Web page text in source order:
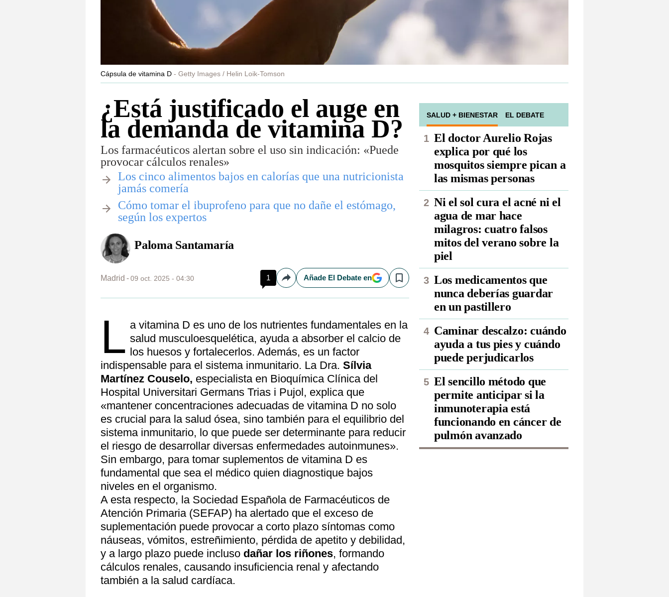
Cápsula de vitamina D Getty Images / Helin Loik-Tomson
¿Está justificado el auge en
la demanda de vitamina D?
Los farmacéuticos alertan sobre el uso sin indicación: «Puede
provocar cálculos renales»
Los cinco alimentos bajos en calorías que una nutricionista
jamás comería
Cómo tomar el ibuprofeno para que no dañe el estómago,
según los expertos
Paloma Santamaría
Madrid 09 oct. 2025 - 04:30 1 CompartirAñade El Debate en Save
L a vitamina D es uno de los nutrientes fundamentales en la
salud musculoesquelética, ayuda a absorber el calcio de
los huesos y fortalecerlos. Además, es un factor
indispensable para el sistema inmunitario. La Dra. Sílvia
Martínez Couselo, especialista en Bioquímica Clínica del
Hospital Universitari Germans Trias i Pujol, explica que
«mantener concentraciones adecuadas de vitamina D no solo
es crucial para la salud ósea, sino también para el equilibrio del
sistema inmunitario, lo que puede ser determinante para reducir
el riesgo de desarrollar diversas enfermedades autoinmunes».
Sin embargo, para tomar suplementos de vitamina D es
fundamental que sea el médico quien diagnostique bajos
niveles en el organismo.
A esta respecto, la Sociedad Española de Farmacéuticos de
Atención Primaria (SEFAP) ha alertado que el exceso de
suplementación puede provocar a corto plazo síntomas como
náuseas, vómitos, estreñimiento, pérdida de apetito y debilidad,
y a largo plazo puede incluso dañar los riñones, formando
cálculos renales, causando insuficiencia renal y afectando
también a la salud cardíaca.
SALUD + BIENESTAR EL DEBATE
El doctor Aurelio Rojas
explica por qué los
mosquitos siempre pican a
las mismas personas
Ni el sol cura el acné ni el
agua de mar hace
milagros: cuatro falsos
mitos del verano sobre la
piel
Los medicamentos que
nunca deberías guardar
en un pastillero
Caminar descalzo: cuándo
ayuda a tus pies y cuándo
puede perjudicarlos
El sencillo método que
permite anticipar si la
inmunoterapia está
funcionando en cáncer de
pulmón avanzado